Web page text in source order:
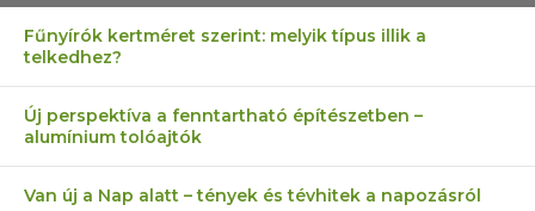
Fűnyírók kertméret szerint: melyik típus illik a
telkedhez?
Új perspektíva a fenntartható építészetben –
alumínium tolóajtók
Van új a Nap alatt – tények és tévhitek a napozásról